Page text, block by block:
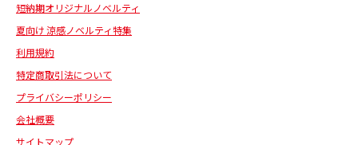
短納期オリジナルノベルティ
夏向け 涼感ノベルティ特集
利用規約
特定商取引法について
プライバシーポリシー
会社概要
サイトマップ